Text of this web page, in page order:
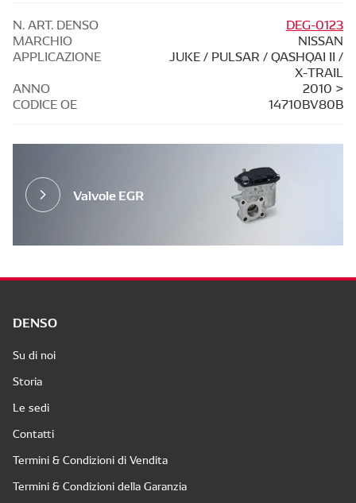
N. ART. DENSO
DEG-0123
MARCHIO
NISSAN
APPLICAZIONE
JUKE / PULSAR / QASHQAI II /
X-TRAIL
ANNO
2010 >
CODICE OE
14710BV80B
Valvole EGR
DENSO
Su di noi
Storia
Le sedi
Contatti
Termini & Condizioni di Vendita
Termini & Condizioni della Garanzia